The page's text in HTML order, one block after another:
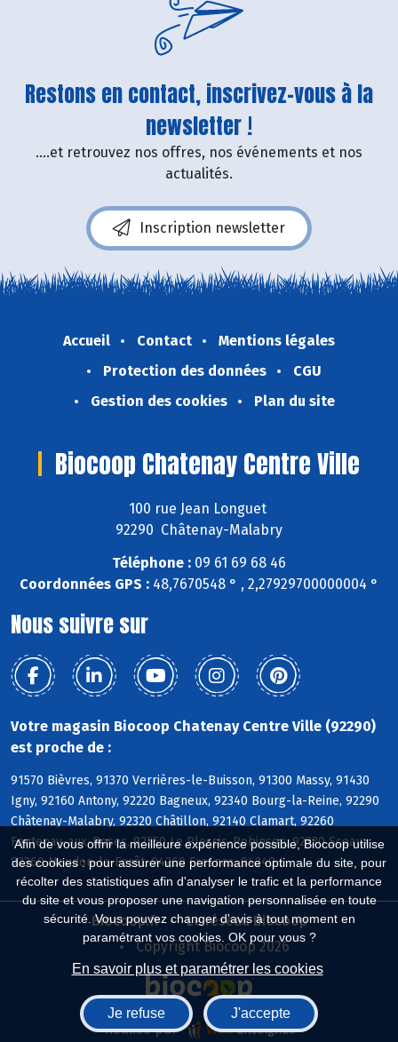
Afin de vous offrir la meilleure expérience possible, Biocoop utilise
des cookies : pour assurer une performance optimale du site, pour
récolter des statistiques afin d'analyser le trafic et la performance
du site et vous proposer une navigation personnalisée en toute
sécurité. Vous pouvez changer d'avis à tout moment en
paramétrant vos cookies. OK pour vous ?
En savoir plus et paramétrer les cookies
Je refuse J'accepte
Restons en contact, inscrivez-vous à la
newsletter !
....et retrouvez nos offres, nos événements et nos
actualités.
Inscription newsletter
Accueil Contact
Mentions légales
Protection des données
CGU
Gestion des cookies
Plan du site
Biocoop Chatenay Centre Ville
100 rue Jean Longuet
92290 Châtenay-Malabry
Téléphone : 09 61 69 68 46
Coordonnées GPS : 48,7670548 ° , 2,27929700000004 °
Nous suivre sur
Votre magasin Biocoop Chatenay Centre Ville (92290)
est proche de :
91570 Bièvres, 91370 Verrières-le-Buisson, 91300 Massy, 91430
Igny, 92160 Antony, 92220 Bagneux, 92340 Bourg-la-Reine, 92290
Châtenay-Malabry, 92320 Châtillon, 92140 Clamart, 92260
Fontenay-aux-Roses, 92350 Le Plessis-Robinson, 92330 Sceaux,
92360 Meudon-la-Forêt, 94260 Fresnes, 94240 L
Biocoop.fr
Le réseau Biocoop
Copyright Biocoop 2026
Réalisé par